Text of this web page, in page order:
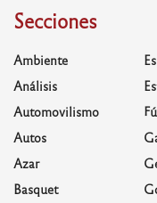
Secciones
Ambiente
Análisis
Automovilismo
Autos
Azar
Basquet